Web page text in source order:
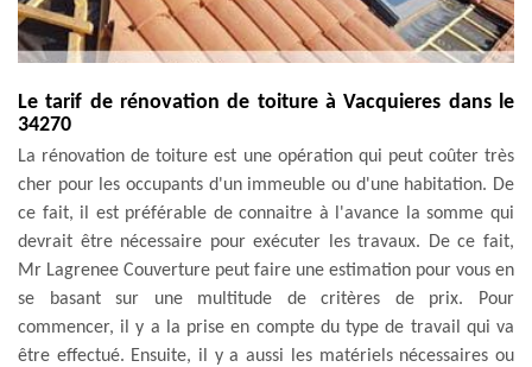
Le tarif de rénovation de toiture à Vacquieres dans le
34270
La rénovation de toiture est une opération qui peut coûter très
cher pour les occupants d'un immeuble ou d'une habitation. De
ce fait, il est préférable de connaitre à l'avance la somme qui
devrait être nécessaire pour exécuter les travaux. De ce fait,
Mr Lagrenee Couverture peut faire une estimation pour vous en
se basant sur une multitude de critères de prix. Pour
commencer, il y a la prise en compte du type de travail qui va
être effectué. Ensuite, il y a aussi les matériels nécessaires ou